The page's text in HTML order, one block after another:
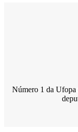
Número 1 da Ufopa